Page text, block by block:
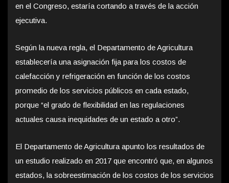
en el Congreso, estaría cortando a través de la acción
ejecutiva.
Según la nueva regla, el Departamento de Agricultura
establecería una asignación fija para los costos de
calefacción y refrigeración en función de los costos
promedio de los servicios públicos en cada estado,
porque “el grado de flexibilidad en las regulaciones
actuales causa inequidades de un estado a otro”.
El Departamento de Agricultura apunto los resultados de
un estudio realizado en 2017 que encontró que, en algunos
estados, la sobreestimación de los costos de los servicios